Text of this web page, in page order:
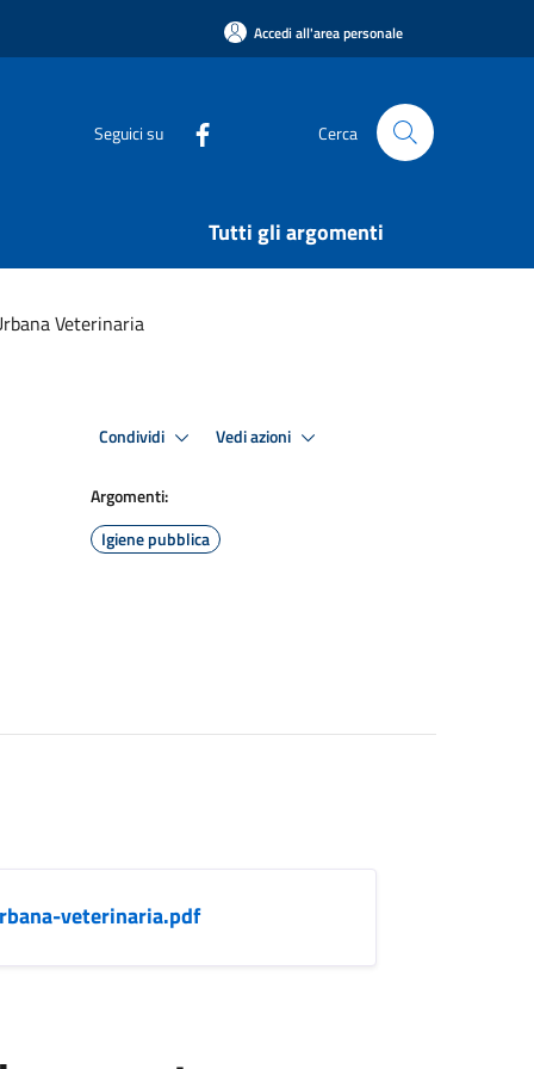
Accedi all'area personale
Seguici su Cerca
Tutti gli argomenti
Veterinaria
Condividi Vedi azioni
Argomenti:
Igiene pubblica
veterinaria.pdf